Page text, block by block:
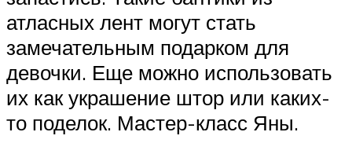
атласных лент могут стать
замечательным подарком для
девочки. Еще можно использовать
их как украшение штор или каких-
то поделок. Мастер-класс Яны.